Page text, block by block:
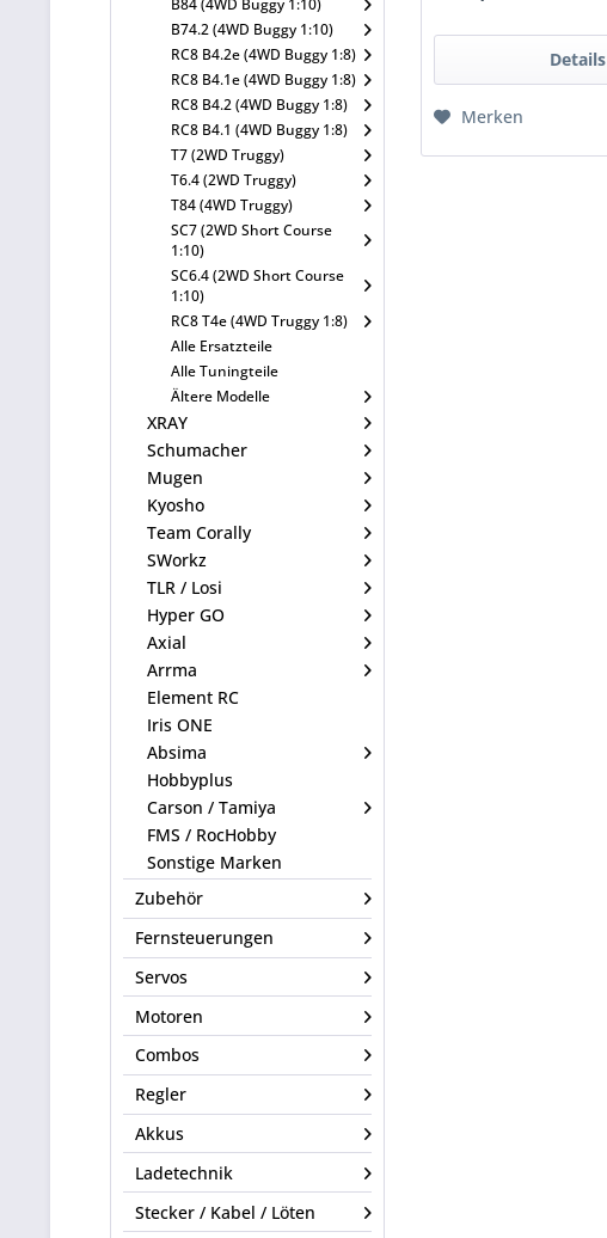
B84 (4WD Buggy 1:10)
B74.2 (4WD Buggy 1:10)
RC8 B4.2e (4WD Buggy 1:8)
RC8 B4.1e (4WD Buggy 1:8)
RC8 B4.2 (4WD Buggy 1:8)
RC8 B4.1 (4WD Buggy 1:8)
T7 (2WD Truggy)
T6.4 (2WD Truggy)
T84 (4WD Truggy)
SC7 (2WD Short Course
1:10)
SC6.4 (2WD Short Course
1:10)
RC8 T4e (4WD Truggy 1:8)
Alle Ersatzteile
Alle Tuningteile
Ältere Modelle
XRAY
Schumacher
Mugen
Kyosho
Team Corally
SWorkz
TLR / Losi
Hyper GO
Axial
Arrma
Element RC
Iris ONE
Absima
Hobbyplus
Carson / Tamiya
FMS / RocHobby
Sonstige Marken
Zubehör
Fernsteuerungen
Servos
Motoren
Combos
Regler
Akkus
Ladetechnik
Stecker / Kabel / Löten
Details
Merken